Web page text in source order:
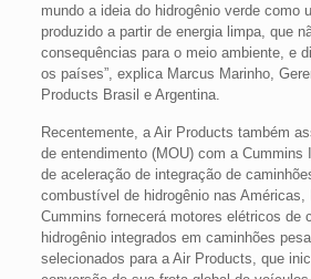
mundo a ideia do hidrogênio verde como
produzido a partir de energia limpa, que
consequências para o meio ambiente, e
os países”, explica Marcus Marinho,
Products Brasil e Argentina.
Recentemente, a Air Products também
de entendimento (MOU) com a Cummins
de aceleração de integração de
combustível de hidrogênio nas Américas,
Cummins fornecerá motores elétricos de
hidrogênio integrados em caminhões
selecionados para a Air Products, que